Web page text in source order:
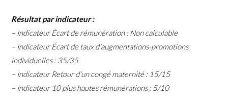
Résultat par indicateur :
– Indicateur Écart de rémunération : Non calculable
– Indicateur Écart de taux d’augmentations-promotions
individuelles : 35/35
– Indicateur Retour d’un congé maternité : 15/15
– Indicateur 10 plus hautes rémunérations : 5/10